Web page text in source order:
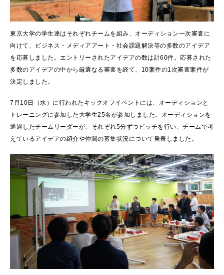
東京大学の学生達はそれぞれチームを組み、オーディション一次審査に
向けて、ビジネス・メディアアート・社会課題解決等の多数のアイデア
を応募しました。エントリーされたアイデアの数は計60件。応募された
多数のアイデアの中から厳選なる審査を経て、10案件の1次審査案件が
決定しました。
7月10日（水）に行われたキックオフイベントには、オーディションと
トレーニングに参加した大学生25名が参加しました。オーディションを
通過したチームリーダーが、それぞれ5分ずつピッチを行い、チームで考
えているアイデアの紹介や仲間の募集状況について発表しました。